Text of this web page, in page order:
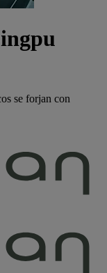
se forjan con